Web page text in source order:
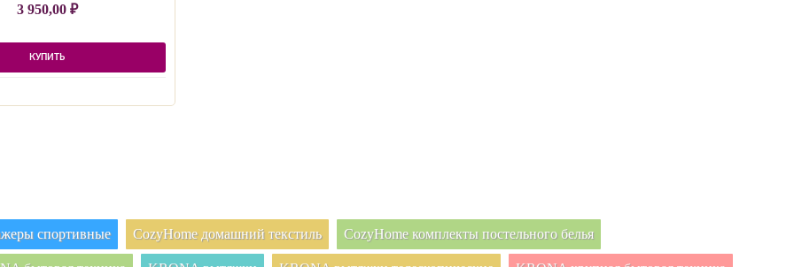
3 950,00 ₽
КУПИТЬ
спортивные CozyHome домашний текстиль CozyHome комплекты постельного белья